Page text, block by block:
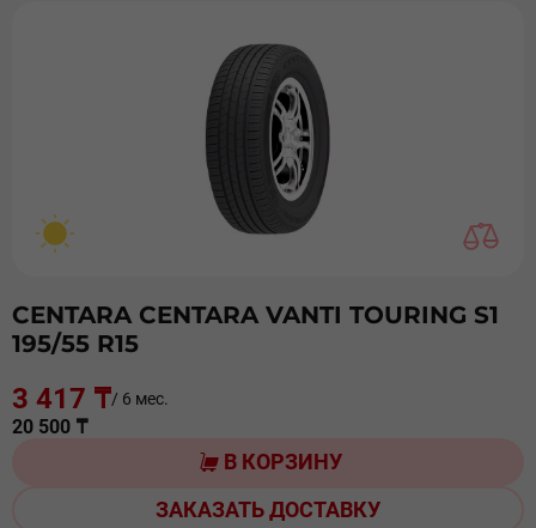
CENTARA CENTARA VANTI TOURING S1
195/55 R15
3 417 ₸/ 6 мес.
20 500 ₸
В КОРЗИНУ
ЗАКАЗАТЬ ДОСТАВКУ